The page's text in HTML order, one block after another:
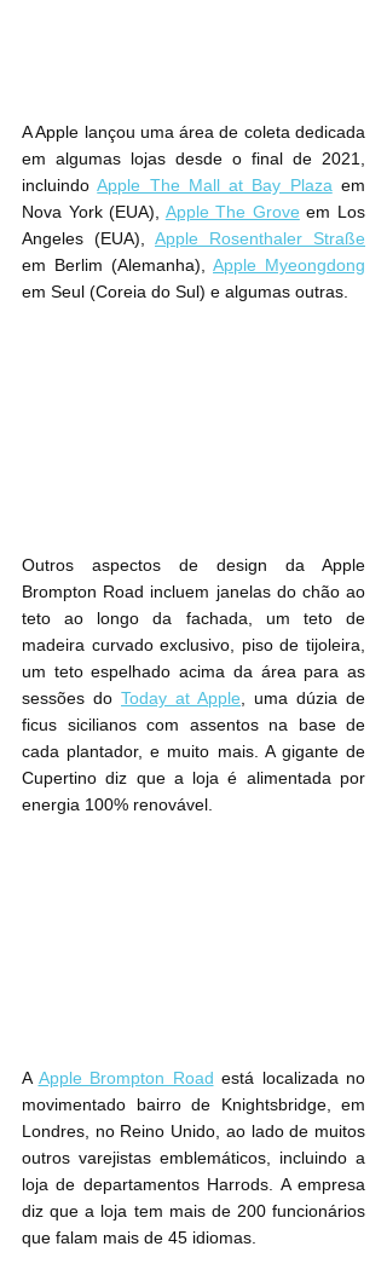
A Apple lançou uma área de coleta dedicada
em algumas lojas desde o final de 2021,
incluindo Apple The Mall at Bay Plaza em
Nova York (EUA), Apple The Grove em Los
Angeles (EUA), Apple Rosenthaler Straße
em Berlim (Alemanha), Apple Myeongdong
em Seul (Coreia do Sul) e algumas outras.
Outros aspectos de design da Apple
Brompton Road incluem janelas do chão ao
teto ao longo da fachada, um teto de
madeira curvado exclusivo, piso de tijoleira,
um teto espelhado acima da área para as
sessões do Today at Apple , uma dúzia de
ficus sicilianos com assentos na base de
cada plantador, e muito mais. A gigante de
Cupertino diz que a loja é alimentada por
energia 100% renovável.
A Apple Brompton Road está localizada no
movimentado bairro de Knightsbridge, em
Londres, no Reino Unido, ao lado de muitos
outros varejistas emblemáticos, incluindo a
loja de departamentos Harrods. A empresa
diz que a loja tem mais de 200 funcionários
que falam mais de 45 idiomas.